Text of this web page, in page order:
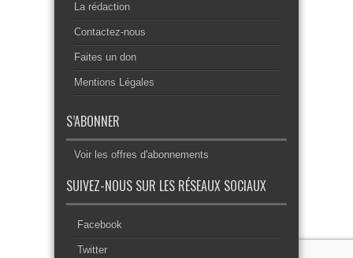
La rédaction
Contactez-nous
Faites un don
Mentions Légales
S’ABONNER
Voir les offres d'abonnements
SUIVEZ-NOUS SUR LES RÉSEAUX SOCIAUX
Facebook
Twitter